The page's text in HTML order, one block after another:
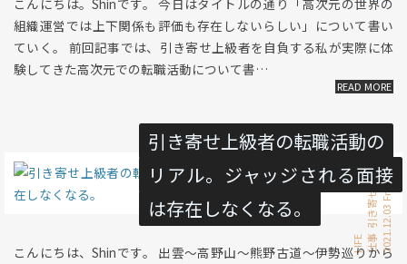
こんにちは。Shinです。 今日はタイトルの通り「高次元の世界の
組織運営では上下関係も評価も存在しないらしい」について書い
ていく。 前回記事では、引き寄せ上級者を自負する私が実際に体
験してきた高次元での転職活動について書…
LIFE 仕事
引き寄せ
転職
2021.12.03 Fri
引き寄せ上級者の転職活動の
リアル。ジャッジされる面接
は存在しなくなる。
こんにちは、Shinです。 出雲〜高野山〜熊野古道〜伊勢巡りから